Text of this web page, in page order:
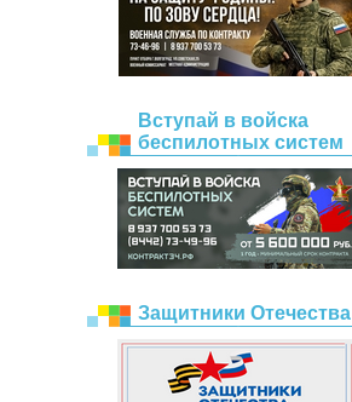
Вступай в войска
беспилотных систем
Защитники Отечества